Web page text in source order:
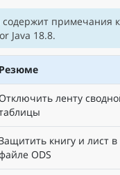
примечания
Java 18.8.
Резюме
ленту
книгу и лист в
ODS